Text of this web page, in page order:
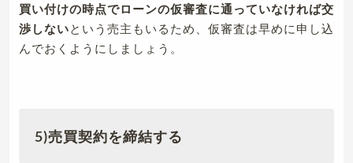
買い付けの時点でローンの仮審査に通っていなければ交
渉しない という売主もいるため、仮審査は早めに申し込
んでおくようにしましょう。
5)売買契約を締結する